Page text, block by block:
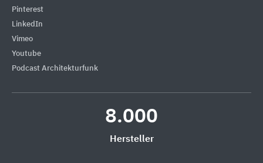
Pinterest
LinkedIn
Vimeo
Youtube
Podcast Architekturfunk
8.000
Hersteller